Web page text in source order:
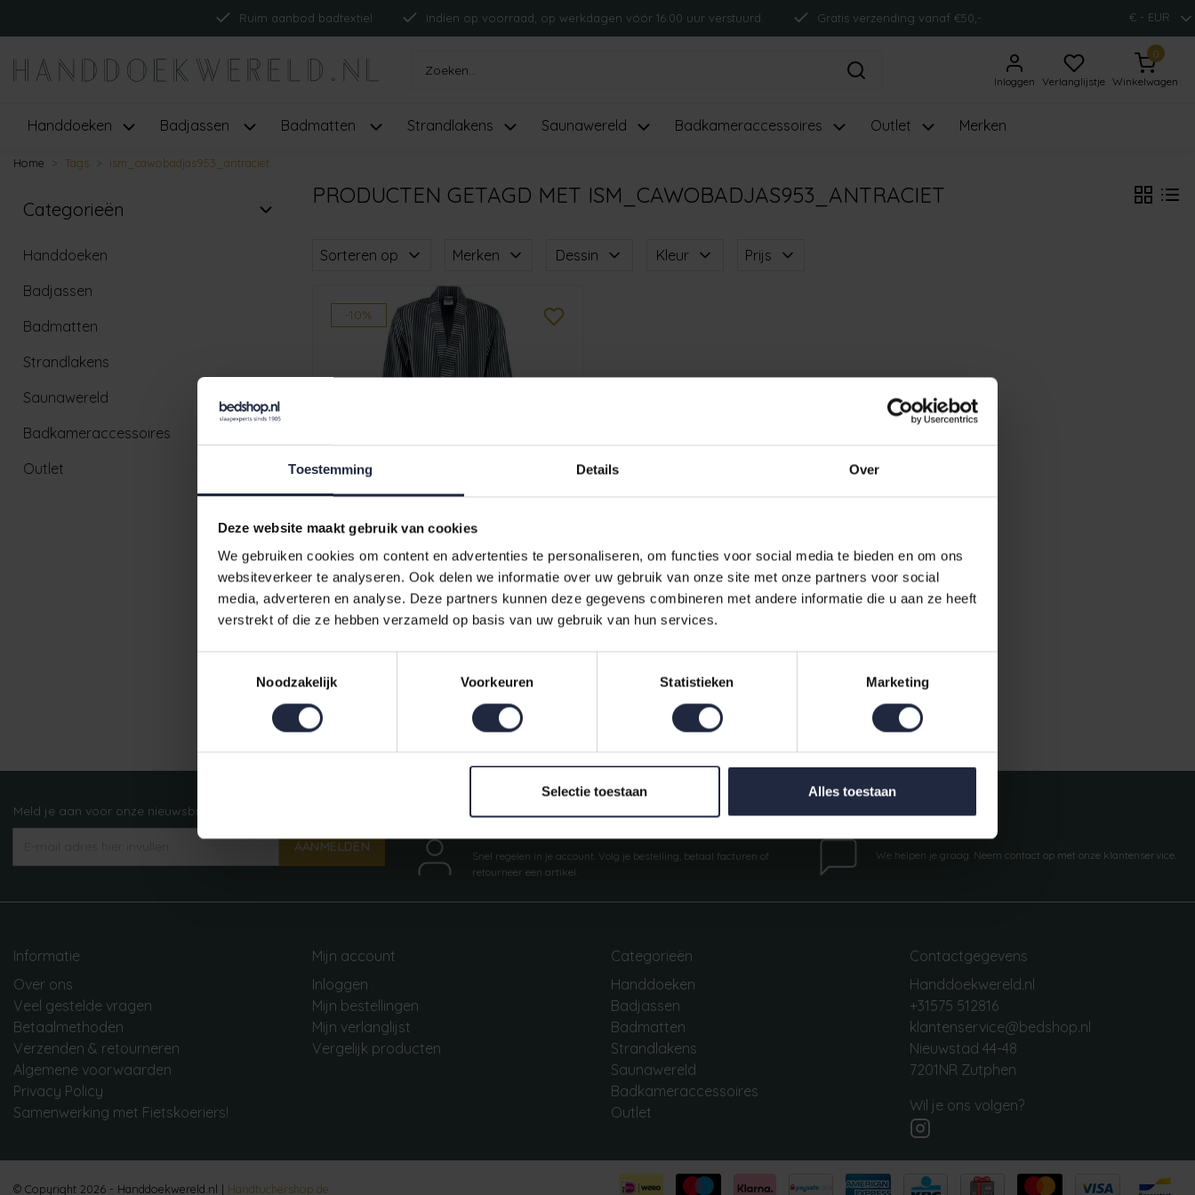
Toestemming Details Over
Deze website maakt gebruik van cookies
We gebruiken cookies om content en advertenties te personaliseren, om functies voor social media te bieden en om ons
websiteverkeer te analyseren. Ook delen we informatie over uw gebruik van onze site met onze partners voor social
media, adverteren en analyse. Deze partners kunnen deze gegevens combineren met andere informatie die u aan ze heeft
verstrekt of die ze hebben verzameld op basis van uw gebruik van hun services.
Noodzakelijk
Voorkeuren Statistieken Marketing
Selectie toestaan Alles toestaan
Ruim aanbod badtextiel Indien op voorraad, op werkdagen vóór 16:00 uur verstuurd. Gratis verzending vanaf €50,- € - EUR
Inloggen Verlanglijstje
0
Winkelwagen
Handdoeken Badjassen Badmatten Strandlakens Saunawereld Badkameraccessoires Outlet Merken
Home Tags ism_cawobadjas953_antraciet
Categorieën
Handdoeken
Badjassen
Badmatten
Strandlakens
Saunawereld
Badkameraccessoires
Outlet
PRODUCTEN GETAGD MET ISM_CAWOBADJAS953_ANTRACIET
Sorteren op Merken Dessin Kleur Prijs
-10%
Cawö Heren Badjas 953 Anthrazit
46/48
Ruim aanbod badtextiel Indien op voorraad, op werkdagen vóór 16:00 uur verstuurd. Gratis verzending vanaf €50,-
Meld je aan voor onze nieuwsbrief!
AANMELDEN
Mijn account
Snel regelen in je account. Volg je bestelling, betaal facturen of
retourneer een artikel.
Vragen?
We helpen je graag. Neem contact op met onze klantenservice.
Informatie
Over ons
Veel gestelde vragen
Betaalmethoden
Verzenden & retourneren
Algemene voorwaarden
Privacy Policy
Samenwerking met Fietskoeriers!
Mijn account
Inloggen
Mijn bestellingen
Mijn verlanglijst
Vergelijk producten
Categorieën
Handdoeken
Badjassen
Badmatten
Strandlakens
Saunawereld
Badkameraccessoires
Outlet
Contactgegevens
Handdoekwereld.nl
+31575 512816
klantenservice@bedshop.nl
Nieuwstad 44-48
7201NR Zutphen
Wil je ons volgen?
© Copyright 2026 - Handdoekwereld.nl | Handtuchershop.de